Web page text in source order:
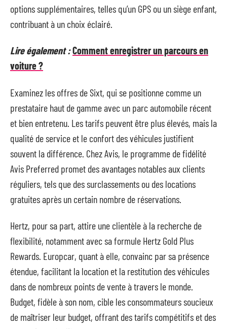
options supplémentaires, telles qu’un GPS ou un siège enfant,
contribuant à un choix éclairé.
Lire également :Comment enregistrer un parcours en
voiture ?
Examinez les offres de Sixt, qui se positionne comme un
prestataire haut de gamme avec un parc automobile récent
et bien entretenu. Les tarifs peuvent être plus élevés, mais la
qualité de service et le confort des véhicules justifient
souvent la différence. Chez Avis, le programme de fidélité
Avis Preferred promet des avantages notables aux clients
réguliers, tels que des surclassements ou des locations
gratuites après un certain nombre de réservations.
Hertz, pour sa part, attire une clientèle à la recherche de
flexibilité, notamment avec sa formule Hertz Gold Plus
Rewards. Europcar, quant à elle, convainc par sa présence
étendue, facilitant la location et la restitution des véhicules
dans de nombreux points de vente à travers le monde.
Budget, fidèle à son nom, cible les consommateurs soucieux
de maîtriser leur budget, offrant des tarifs compétitifs et des